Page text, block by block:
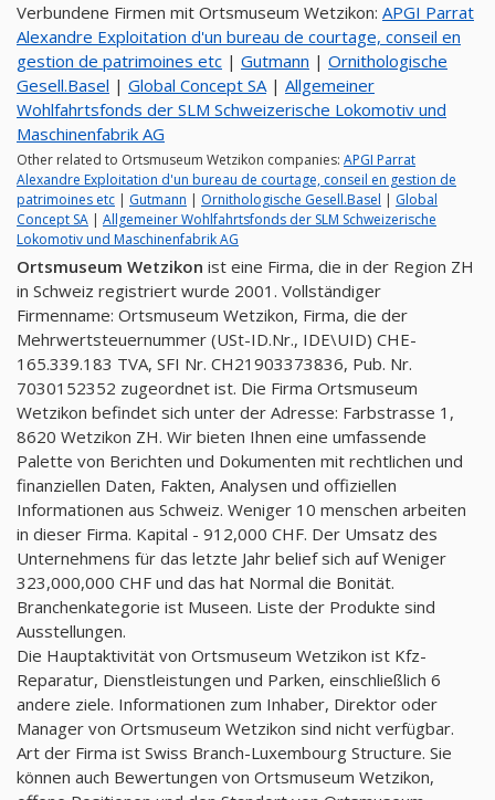
Verbundene Firmen mit Ortsmuseum Wetzikon: APGI Parrat
Alexandre Exploitation d'un bureau de courtage, conseil en
gestion de patrimoines etc | Gutmann | Ornithologische
Gesell.Basel | Global Concept SA| Allgemeiner
Wohlfahrtsfonds der SLM Schweizerische Lokomotiv und
Maschinenfabrik AG
Other related to Ortsmuseum Wetzikon companies: APGI Parrat
Alexandre Exploitation d'un bureau de courtage, conseil en gestion de
patrimoines etc | Gutmann | Ornithologische Gesell.Basel | Global
Concept SA | Allgemeiner Wohlfahrtsfonds der SLM Schweizerische
Lokomotiv und Maschinenfabrik AG
Ortsmuseum Wetzikon ist eine Firma, die in der Region ZH
in Schweiz registriert wurde 2001. Vollständiger
Firmenname: Ortsmuseum Wetzikon, Firma, die der
Mehrwertsteuernummer (USt-ID.Nr., IDE\UID) CHE-
165.339.183 TVA, SFI Nr. CH21903373836, Pub. Nr.
7030152352 zugeordnet ist. Die Firma Ortsmuseum
Wetzikon befindet sich unter der Adresse: Farbstrasse 1,
8620 Wetzikon ZH. Wir bieten Ihnen eine umfassende
Palette von Berichten und Dokumenten mit rechtlichen und
finanziellen Daten, Fakten, Analysen und offiziellen
Informationen aus Schweiz. Weniger 10 menschen arbeiten
in dieser Firma. Kapital - 912,000 CHF. Der Umsatz des
Unternehmens für das letzte Jahr belief sich auf Weniger
323,000,000 CHF und das hat Normal die Bonität.
Branchenkategorie ist Museen. Liste der Produkte sind
Ausstellungen.
Die Hauptaktivität von Ortsmuseum Wetzikon ist Kfz-
Reparatur, Dienstleistungen und Parken, einschließlich 6
andere ziele. Informationen zum Inhaber, Direktor oder
Manager von Ortsmuseum Wetzikon sind nicht verfügbar.
Art der Firma ist Swiss Branch-Luxembourg Structure. Sie
können auch Bewertungen von Ortsmuseum Wetzikon,